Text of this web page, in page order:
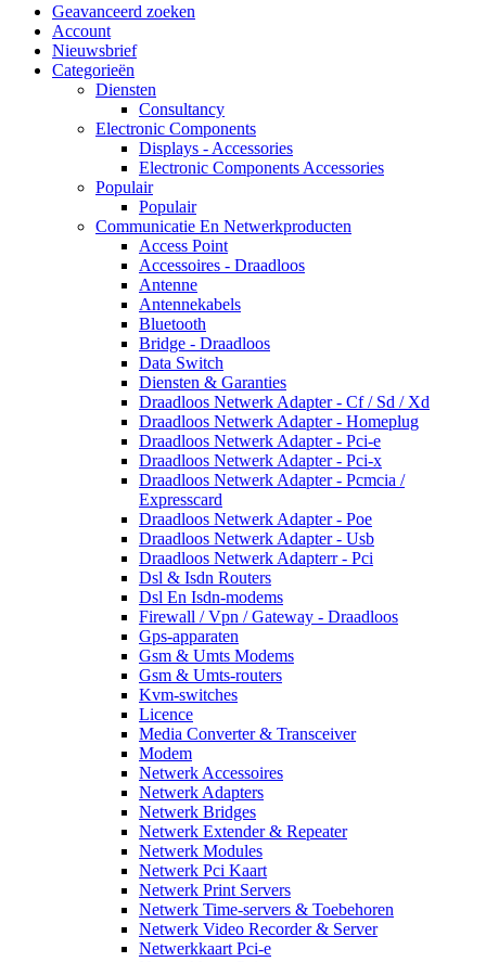
Geavanceerd zoeken
Account
Nieuwsbrief
Categorieën
Diensten
Consultancy
Electronic Components
Displays - Accessories
Electronic Components Accessories
Populair
Populair
Communicatie En Netwerkproducten
Access Point
Accessoires - Draadloos
Antenne
Antennekabels
Bluetooth
Bridge - Draadloos
Data Switch
Diensten & Garanties
Draadloos Netwerk Adapter - Cf / Sd / Xd
Draadloos Netwerk Adapter - Homeplug
Draadloos Netwerk Adapter - Pci-e
Draadloos Netwerk Adapter - Pci-x
Draadloos Netwerk Adapter - Pcmcia /
Expresscard
Draadloos Netwerk Adapter - Poe
Draadloos Netwerk Adapter - Usb
Draadloos Netwerk Adapterr - Pci
Dsl & Isdn Routers
Dsl En Isdn-modems
Firewall / Vpn / Gateway - Draadloos
Gps-apparaten
Gsm & Umts Modems
Gsm & Umts-routers
Kvm-switches
Licence
Media Converter & Transceiver
Modem
Netwerk Accessoires
Netwerk Adapters
Netwerk Bridges
Netwerk Extender & Repeater
Netwerk Modules
Netwerk Pci Kaart
Netwerk Print Servers
Netwerk Time-servers & Toebehoren
Netwerk Video Recorder & Server
Netwerkkaart Pci-e